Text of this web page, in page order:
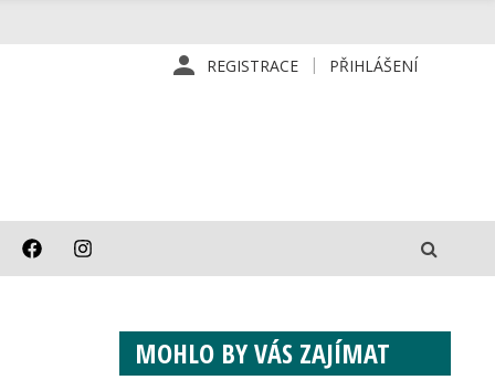
REGISTRACE PŘIHLÁŠENÍ
MOHLO BY VÁS ZAJÍMAT